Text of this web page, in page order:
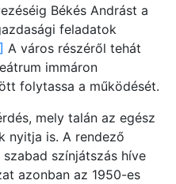
Békés Andrást a
feladatok
A város részéről tehát
immáron
folytassa a működését.
mely talán az egész
nyitja is. A rendező
színjátszás híve
azonban az 1950-es